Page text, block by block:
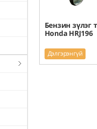
Бензин зүлэг
Honda HRJ196
Дэлгэрэнгүй